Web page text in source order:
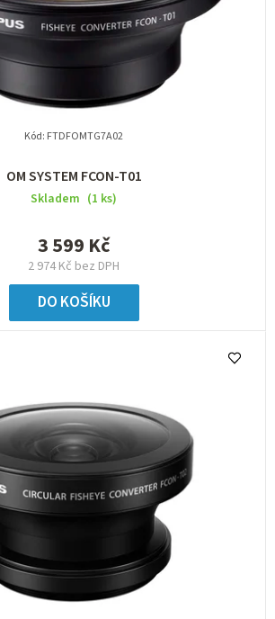
OM SYSTEM FCON-T01
Skladem (1 ks)
2 974 Kč bez DPH
3 599 Kč
DO KOŠÍKU
Kód: FTDFOMTG7A02